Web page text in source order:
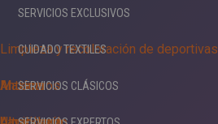
SERVICIOS EXCLUSIVOS
Limpieza y recoloración de deportivas
Maxima
CUIDADO TEXTILES
Antiácaros
SERVICIOS CLÁSICOS